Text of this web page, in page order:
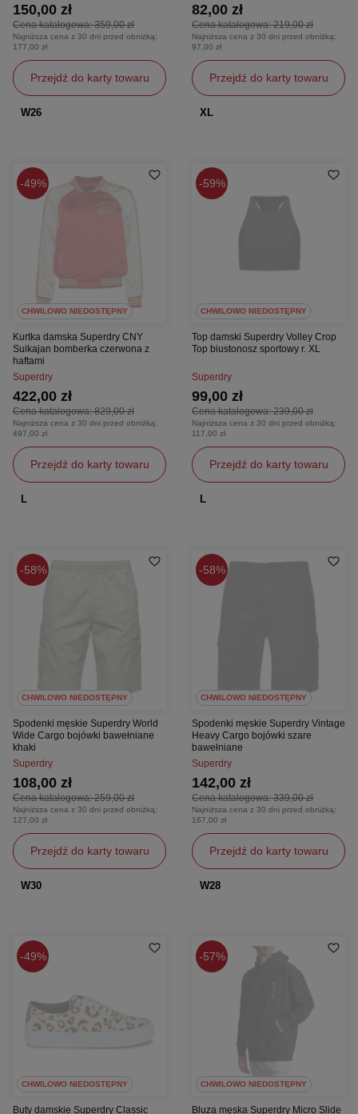
Cena katalogowa:359,00 zł
150,00 zł
Najniższa cena z 30 dni przed obniżką:
177,00 zł
Przejdź do karty towaru
W26
Cena katalogowa:219,00 zł
82,00 zł
Najniższa cena z 30 dni przed obniżką:
97,00 zł
Przejdź do karty towaru
XL
49%
CHWILOWO NIEDOSTĘPNY
Kurtka damska Superdry CNY
Suikajan bomberka czerwona z
haftami
Superdry
Cena katalogowa:829,00 zł
422,00 zł
Najniższa cena z 30 dni przed obniżką:
497,00 zł
Przejdź do karty towaru
L
59%
CHWILOWO NIEDOSTĘPNY
Top damski Superdry Volley Crop
Top biustonosz sportowy r. XL
Superdry
Cena katalogowa:239,00 zł
99,00 zł
Najniższa cena z 30 dni przed obniżką:
117,00 zł
Przejdź do karty towaru
L
58%
CHWILOWO NIEDOSTĘPNY
Spodenki męskie Superdry World
Wide Cargo bojówki bawełniane
khaki
Superdry
Cena katalogowa:259,00 zł
108,00 zł
Najniższa cena z 30 dni przed obniżką:
127,00 zł
Przejdź do karty towaru
W30
58%
CHWILOWO NIEDOSTĘPNY
Spodenki męskie Superdry Vintage
Heavy Cargo bojówki szare
bawełniane
Superdry
Cena katalogowa:339,00 zł
142,00 zł
Najniższa cena z 30 dni przed obniżką:
167,00 zł
Przejdź do karty towaru
W28
49%
CHWILOWO NIEDOSTĘPNY
Buty damskie Superdry Classic
57%
CHWILOWO NIEDOSTĘPNY
Bluza męska Superdry Micro Slide